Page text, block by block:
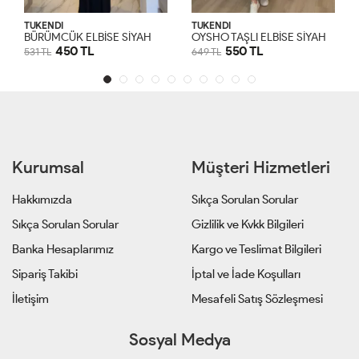
L XL
TÜKENDİ
OYSHO TAŞLI ELBİSE SİYAH
649 TL 550 TL
S M
TÜKENDİ
531 TL 450 TL
Kurumsal
Hakkımızda
Sıkça Sorulan Sorular
Banka Hesaplarımız
Sipariş Takibi
İletişim
Müşteri Hizmetleri
Sıkça Sorulan Sorular
Gizlilik ve Kvkk Bilgileri
Kargo ve Teslimat Bilgileri
İptal ve İade Koşulları
Mesafeli Satış Sözleşmesi
Sosyal Medya